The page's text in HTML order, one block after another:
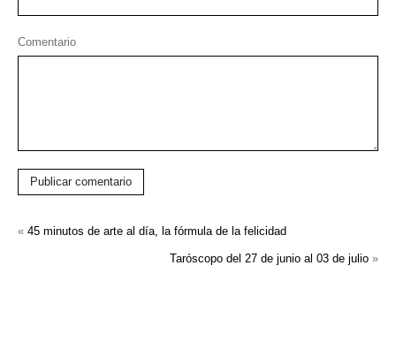
Comentario
Publicar comentario
« 45 minutos de arte al día, la fórmula de la felicidad
Taróscopo del 27 de junio al 03 de julio »